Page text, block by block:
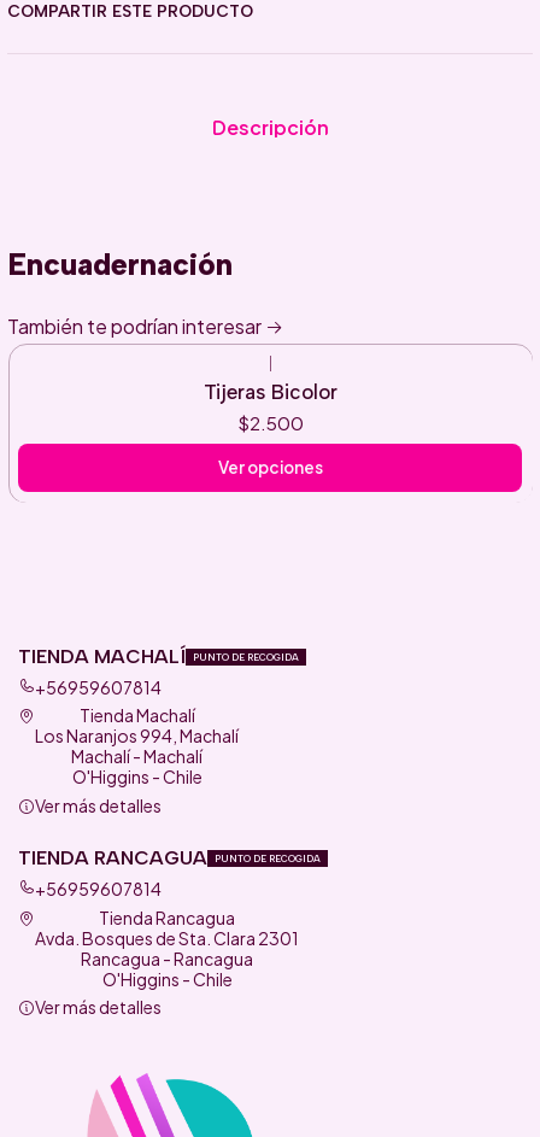
COMPARTIR ESTE PRODUCTO
Descripción
Encuadernación
También te podrían interesar
Tijeras Bicolor
$2.500
Ver opciones
TIENDA MACHALÍ PUNTO DE RECOGIDA
+56959607814
Tienda Machalí
Los Naranjos 994, Machalí
Machalí - Machalí
O'Higgins - Chile
Ver más detalles
TIENDA RANCAGUA PUNTO DE RECOGIDA
+56959607814
Tienda Rancagua
Avda. Bosques de Sta. Clara 2301
Rancagua - Rancagua
O'Higgins - Chile
Ver más detalles